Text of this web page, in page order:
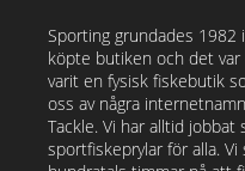
Sporting grundades
köpte butiken och det var
varit en fysisk fiskebutik
oss av några
Tackle. Vi har alltid
sportfiskeprylar för alla.